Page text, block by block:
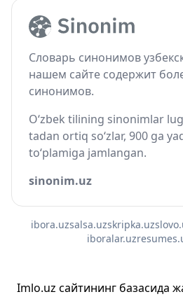
Словарь синонимов
нашем сайте содержит
синонимов.
O‘zbek tilining sinonimlar
tadan ortiq so‘zlar, 900 ga
to‘plamiga jamlangan.
sinonim.uz
ibora.uzsalsa.uzskripka.uz
iboralar.uz
Imlo.uz сайтининг базасида